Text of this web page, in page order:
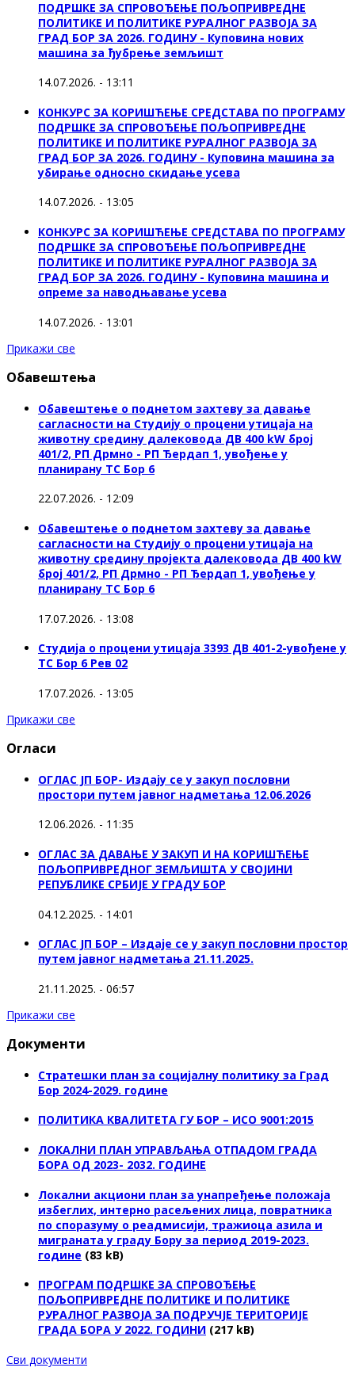
ПОДРШКЕ ЗА СПРОВОЂЕЊЕ ПОЉОПРИВРЕДНЕ
ПОЛИТИКЕ И ПОЛИТИКЕ РУРАЛНОГ РАЗВОЈА ЗА
ГРАД БОР ЗА 2026. ГОДИНУ - Куповина нових
машина за ђубрење земљишт
14.07.2026. - 13:11
КОНКУРС ЗА КОРИШЋЕЊЕ СРЕДСТАВА ПО ПРОГРАМУ
ПОДРШКЕ ЗА СПРОВОЂЕЊЕ ПОЉОПРИВРЕДНЕ
ПОЛИТИКЕ И ПОЛИТИКЕ РУРАЛНОГ РАЗВОЈА ЗА
ГРАД БОР ЗА 2026. ГОДИНУ - Куповинa машина за
убирање односно скидање усева
14.07.2026. - 13:05
КОНКУРС ЗА КОРИШЋЕЊЕ СРЕДСТАВА ПО ПРОГРАМУ
ПОДРШКЕ ЗА СПРОВОЂЕЊЕ ПОЉОПРИВРЕДНЕ
ПОЛИТИКЕ И ПОЛИТИКЕ РУРАЛНОГ РАЗВОЈА ЗА
ГРАД БОР ЗА 2026. ГОДИНУ - Куповина машина и
опреме за наводњавање усева
14.07.2026. - 13:01
Прикажи све
Обавештења
Обавештење о поднетом захтеву за давање
сагласности на Студију о процени утицаја на
животну средину далековода ДВ 400 kW број
401/2, РП Дрмно - РП Ђердап 1, увођење у
планирану ТС Бор 6
22.07.2026. - 12:09
Обавештење о поднетом захтеву за давање
сагласности на Студију о процени утицаја на
животну средину пројекта далековода ДВ 400 kW
број 401/2, РП Дрмно - РП Ђердап 1, увођење у
планирану ТС Бор 6
17.07.2026. - 13:08
Студија о процени утицаја 3393 ДВ 401-2-увођене у
ТС Бор 6 Рев 02
17.07.2026. - 13:05
Прикажи све
Огласи
ОГЛАС ЈП БОР- Издају се у закуп пословни
простори путем јавног надметања 12.06.2026
12.06.2026. - 11:35
ОГЛАС ЗА ДАВАЊЕ У ЗАКУП И НА КОРИШЋЕЊЕ
ПОЉОПРИВРЕДНОГ ЗЕМЉИШТА У СВОЈИНИ
РЕПУБЛИКЕ СРБИЈЕ У ГРАДУ БОР
04.12.2025. - 14:01
ОГЛАС ЈП БОР – Издаје се у закуп пословни простор
путем јавног надметања 21.11.2025.
21.11.2025. - 06:57
Прикажи све
Документи
Стратешки план за социјалну политику за Град
Бор 2024-2029. године
ПОЛИТИКА КВАЛИТЕТА ГУ БОР – ИСО 9001:2015
ЛОКАЛНИ ПЛАН УПРАВЉАЊА ОТПАДОМ ГРАДА
БОРА ОД 2023- 2032. ГОДИНЕ
Локални акциони план за унапређење положаја
избеглих, интерно расељених лица, повратника
по споразуму о реадмисији, тражиоца азила и
миграната у граду Бору за период 2019-2023.
године (83 kB)
ПРОГРАМ ПОДРШКЕ ЗА СПРОВОЂЕЊЕ
ПОЉОПРИВРЕДНЕ ПОЛИТИКЕ И ПОЛИТИКЕ
РУРАЛНОГ РАЗВОЈА ЗА ПОДРУЧЈЕ ТЕРИТОРИЈЕ
ГРАДА БОРА У 2022. ГОДИНИ (217 kB)
Сви документи